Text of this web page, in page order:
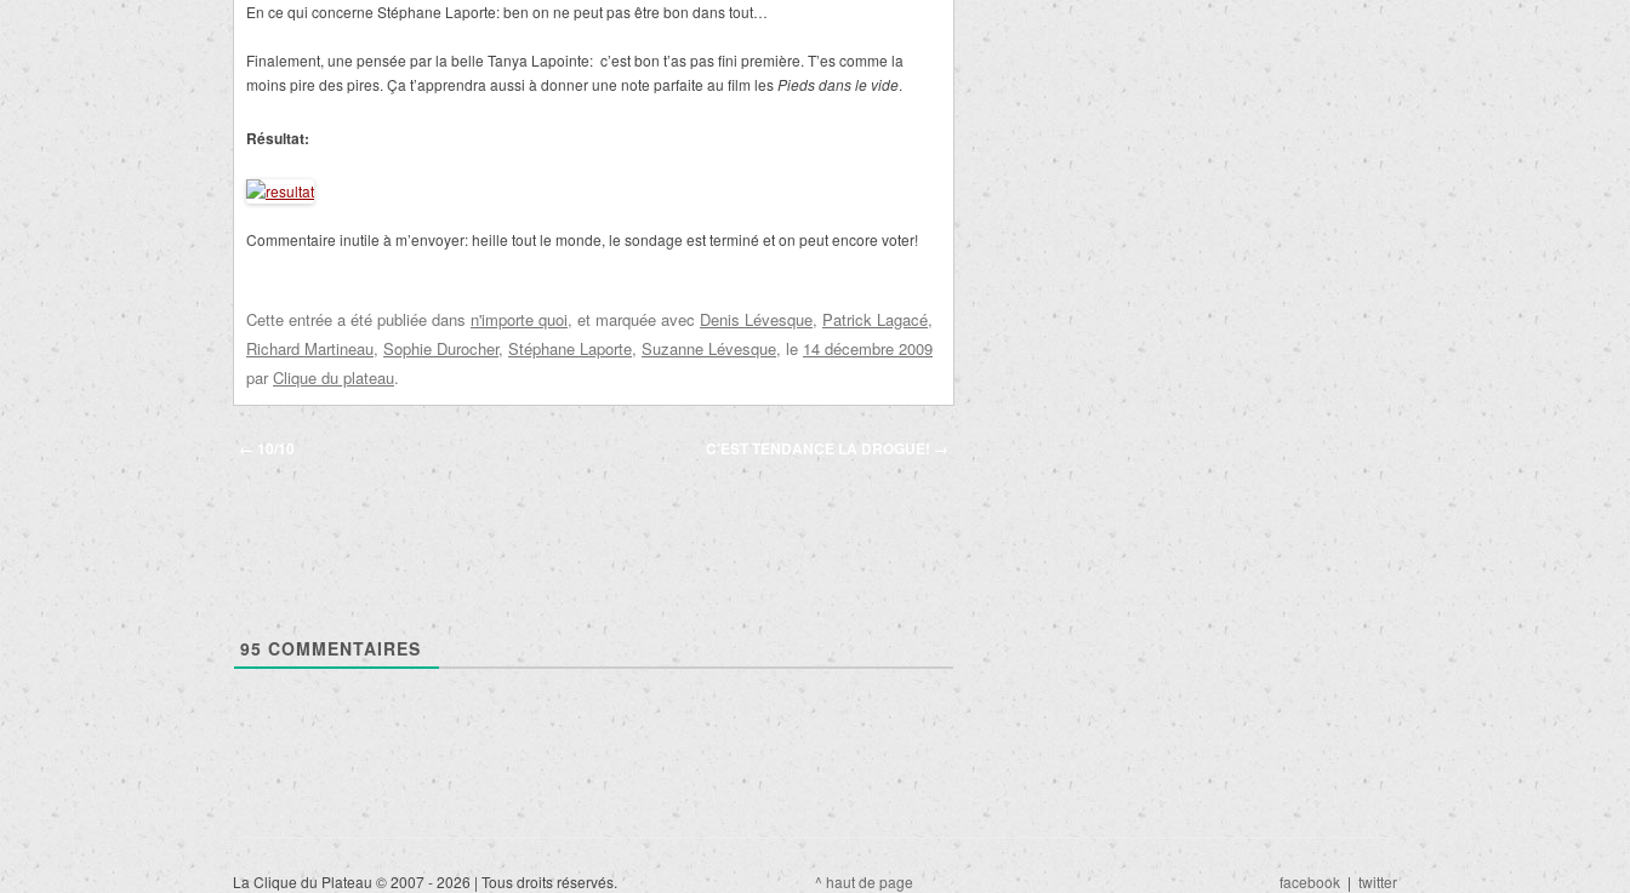
En ce qui concerne Stéphane Laporte: ben on ne peut pas être bon dans tout…
Finalement, une pensée par la belle Tanya Lapointe: c’est bon t’as pas fini première. T’es comme la
moins pire des pires. Ça t’apprendra aussi à donner une note parfaite au film lesPieds dans le vide.
Résultat:
Commentaire inutile à m’envoyer: heille tout le monde, le sondage est terminé et on peut encore voter!
Cette entrée a été publiée dans n'importe quoi, et marquée avec Denis Lévesque, Patrick Lagacé,
Richard Martineau, Sophie Durocher, Stéphane Laporte, Suzanne Lévesque, le 14 décembre 2009
par Clique du plateau.
Navigation
des
← 10/10 C’EST TENDANCE LA DROGUE! →
95 COMMENTAIRES
La Clique du Plateau © 2007 - 2026 | Tous droits réservés. ^ haut de page facebook | twitter